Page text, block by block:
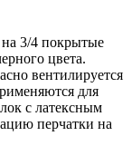
3/4 покрытые
цвета.
вентилируется
для
с латексным
перчатки на